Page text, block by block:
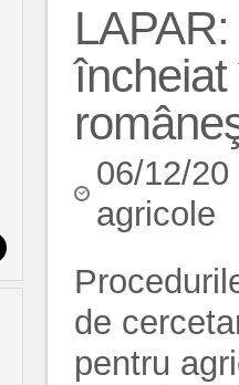
încheiat
06/12/
agricole
de
pentru